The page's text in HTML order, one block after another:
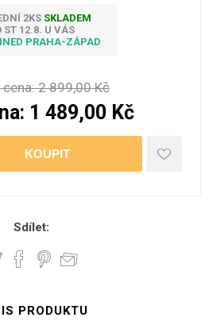
2KS SKLADEM
ST 12.8. U VÁS
PRAHA-ZÁPAD
2 899,00 Kč
1 489,00 Kč
Sdílet:
PRODUKTU